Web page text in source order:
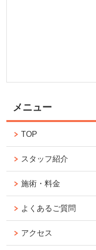
メニュー
TOP
スタッフ紹介
施術・料金
よくあるご質問
アクセス